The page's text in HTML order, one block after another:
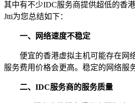
其中有不少IDC服务商提供超低的香
Jtti为您总结如下：
一、网络速度不稳定
便宜的香港虚拟主机可能存在网
服务费用价格会更高。稳定的网络服
二、IDC服务商的服务质量